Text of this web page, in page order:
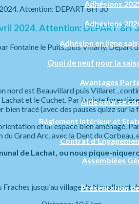
Adhésions
Adhésions
Adhésion en ligne
Quoi de neuf pour la
Avantages
Aide pour se
Réglement Intérieur et
Contrat
Assemblées
Présentation
2024. Attention: DEPART 8H
Fontaine le Puits, puis Villarly. Départ
nord est Beauvillard puis Villaret ,
et le Cuchet. Par la piste
bien tracé (avec des pauses quizz sur
et un espace bien aménagé.
Grand Arc, avec la Dent du
de Lachat, ou nous pique-
Fraches jusqu'au village de Novallay et